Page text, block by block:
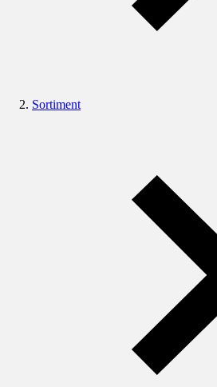
Sortiment